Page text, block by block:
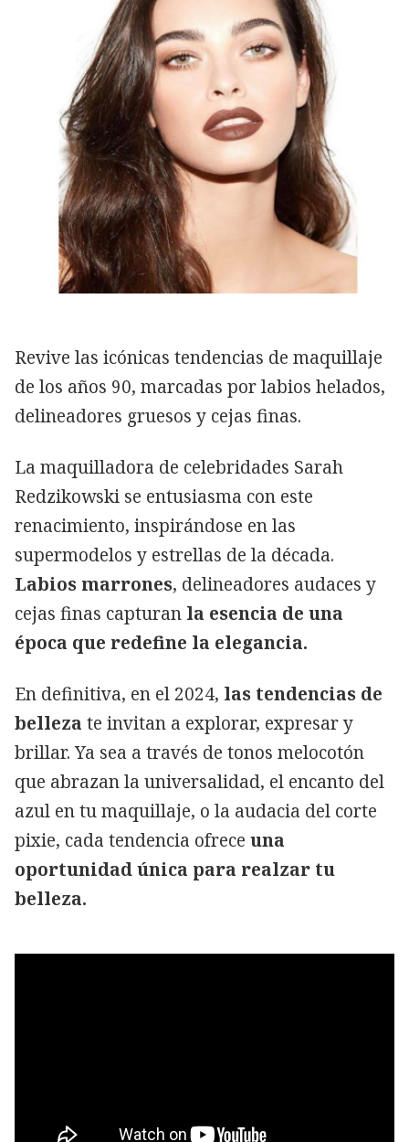
Revive las icónicas tendencias de maquillaje
de los años 90, marcadas por labios helados,
delineadores gruesos y cejas finas.
La maquilladora de celebridades Sarah
Redzikowski se entusiasma con este
renacimiento, inspirándose en las
supermodelos y estrellas de la década.
Labios marrones, delineadores audaces y
cejas finas capturan la esencia de una
época que redefine la elegancia.
En definitiva, en el 2024, las tendencias de
belleza te invitan a explorar, expresar y
brillar. Ya sea a través de tonos melocotón
que abrazan la universalidad, el encanto del
azul en tu maquillaje, o la audacia del corte
pixie, cada tendencia ofrece una
oportunidad única para realzar tu
belleza.